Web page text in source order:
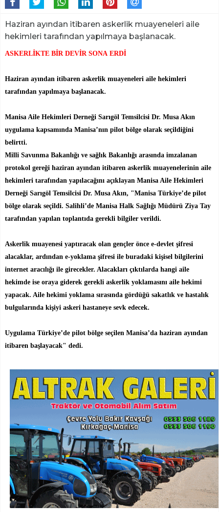
Haziran ayından itibaren askerlik muayeneleri aile
hekimleri tarafından yapılmaya başlanacak.
ASKERLİKTE BİR DEVİR SONA ERDİ
Haziran ayından itibaren askerlik muayeneleri aile hekimleri
tarafından yapılmaya başlanacak.
Manisa Aile Hekimleri Derneği Sarıgöl Temsilcisi Dr. Musa Akın
uygulama kapsamında Manisa’nın pilot bölge olarak seçildiğini
belirtti.
Milli Savunma Bakanlığı ve sağlık Bakanlığı arasında imzalanan
protokol gereği haziran ayından itibaren askerlik muayenelerinin aile
hekimleri tarafından yapılacağını açıklayan Manisa Aile Hekimleri
Derneği Sarıgöl Temsilcisi Dr. Musa Akın, "Manisa Türkiye’de pilot
bölge olarak seçildi. Salihli’de Manisa Halk Sağlığı Müdürü Ziya Tay
tarafından yapılan toplantıda gerekli bilgiler verildi.
Askerlik muayenesi yaptıracak olan gençler önce e-devlet şifresi
alacaklar, ardından e-yoklama şifresi ile buradaki kişisel bilgilerini
internet aracılığı ile girecekler. Alacakları çıktılarda hangi aile
hekimde ise oraya giderek gerekli askerlik yoklamasını aile hekimi
yapacak. Aile hekimi yoklama sırasında gördüğü sakatlık ve hastalık
bulgularında kişiyi askeri hastaneye sevk edecek.
Uygulama Türkiye’de pilot bölge seçilen Manisa’da haziran ayından
itibaren başlayacak" dedi.